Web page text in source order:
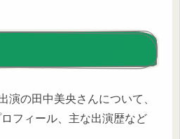
演の田中美央さんについて、
フィール、主な出演歴など